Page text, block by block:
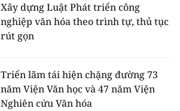
Xây dựng Luật Phát triển công
nghiệp văn hóa theo trình tự, thủ tục
rút gọn
Triển lãm tái hiện chặng đường 73
năm Viện Văn học và 47 năm Viện
Nghiên cứu Văn hóa